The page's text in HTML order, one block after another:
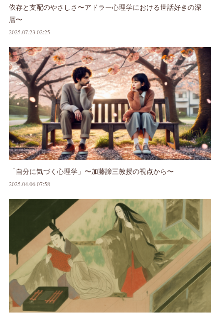
依存と支配のやさしさ〜アドラー心理学における世話好きの深
層〜
2025.07.23 02:25
「自分に気づく心理学」〜加藤諦三教授の視点から〜
2025.04.06 07:58